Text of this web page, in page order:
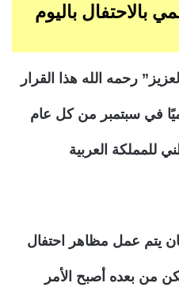
بالاحتفال باليوم
رحمه الله هذا القرار
في سبتمبر من كل عام
وطني للمملكة العربية
يتم عمل مظاهر احتفال
من بعده أصبح الأمر